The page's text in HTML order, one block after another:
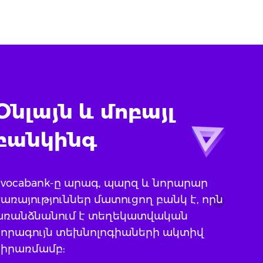
և մոբայլ
ը արագ, պարզ և նորարար
մատուցող բանկ է, որն
է տեղեկատվական
տեխնոլոգիաների ակտիվ